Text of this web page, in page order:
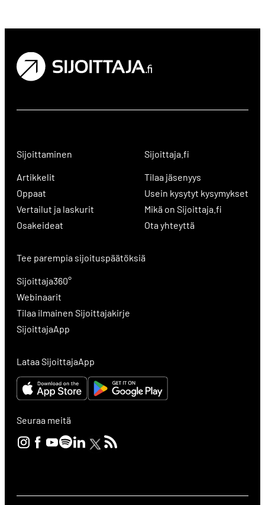
Sijoittaminen
Artikkelit
Oppaat
Vertailut ja laskurit
Osakeideat
Sijoittaja.fi
Tilaa jäsenyys
Usein kysytyt kysymykset
Mikä on Sijoittaja.fi
Ota yhteyttä
Tee parempia sijoituspäätöksiä
Sijoittaja360°
Webinaarit
Tilaa ilmainen Sijoittajakirje
SijoittajaApp
Lataa SijoittajaApp
Seuraa meitä